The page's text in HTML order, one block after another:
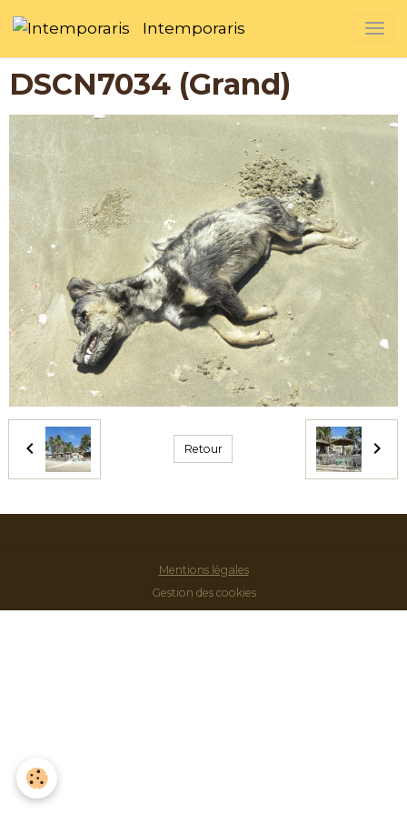
Intemporaris
DSCN7034 (Grand)
Retour
Mentions légales
Gestion des cookies